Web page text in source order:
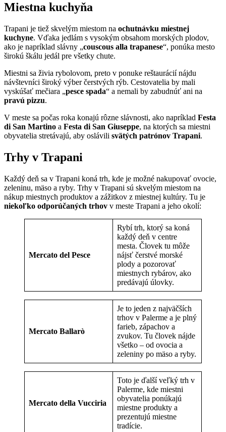
Miestna kuchyňa
Trapani je tiež skvelým miestom na ochutnávku miestnej
kuchyne. Vďaka jedlám s vysokým obsahom morských plodov,
ako je napríklad slávny „couscous alla trapanese“, ponúka mesto
širokú škálu jedál pre všetky chute.
Miestni sa živia rybolovom, preto v ponuke reštaurácií nájdu
návštevníci široký výber čerstvých rýb. Cestovatelia by mali
vyskúšať mečiara „pesce spada“ a nemali by zabudnúť ani na
pravú pizzu.
V meste sa počas roka konajú rôzne slávnosti, ako napríklad Festa
di San Martino a Festa di San Giuseppe, na ktorých sa miestni
obyvatelia stretávajú, aby oslávili svätých patrónov Trapani.
Trhy v Trapani
Každý deň sa v Trapani koná trh, kde je možné nakupovať ovocie,
zeleninu, mäso a ryby. Trhy v Trapani sú skvelým miestom na
nákup miestnych produktov a zážitkov z miestnej kultúry. Tu je
niekoľko odporúčaných trhov v meste Trapani a jeho okolí:
Mercato del Pesce
Rybí trh, ktorý sa koná
každý deň v centre
mesta. Človek tu môže
nájsť čerstvé morské
plody a pozorovať
miestnych rybárov, ako
predávajú úlovky.
Mercato Ballarò
Je to jeden z najväčších
trhov v Palerme a je plný
farieb, zápachov a
zvukov. Tu človek nájde
všetko – od ovocia a
zeleniny po mäso a ryby.
Mercato della Vucciria
Toto je ďalší veľký trh v
Palerme, kde miestni
obyvatelia ponúkajú
miestne produkty a
prezentujú miestne
tradície.